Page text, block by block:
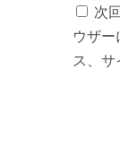
次
ウザー
ス、サ